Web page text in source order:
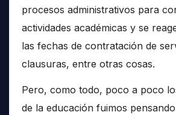
procesos administrativos para
actividades académicas y se
las fechas de contratación de
clausuras, entre otras cosas.
Pero, como todo, poco a poco
de la educación fuimos